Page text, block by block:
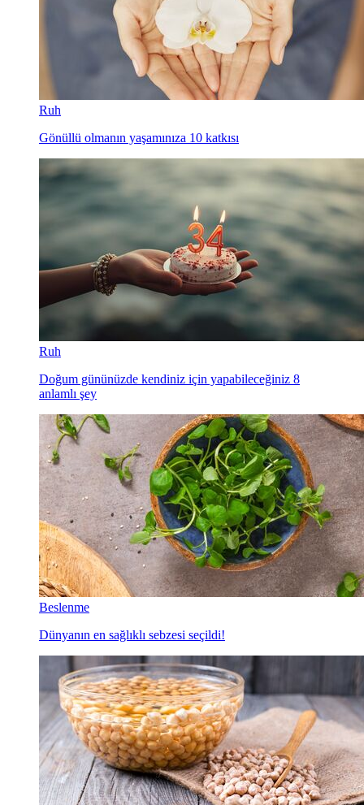
Ruh
Gönüllü olmanın yaşamınıza 10 katkısı
Ruh
Doğum gününüzde kendiniz için yapabileceğiniz 8
anlamlı şey
Beslenme
Dünyanın en sağlıklı sebzesi seçildi!